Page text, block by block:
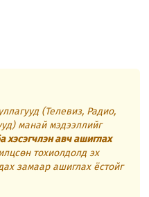
(Телевиз, Радио,
манай мэдээллийг
хэсэгчлэн авч ашиглах
тохиолдолд эх
замаар ашиглах ёстойг